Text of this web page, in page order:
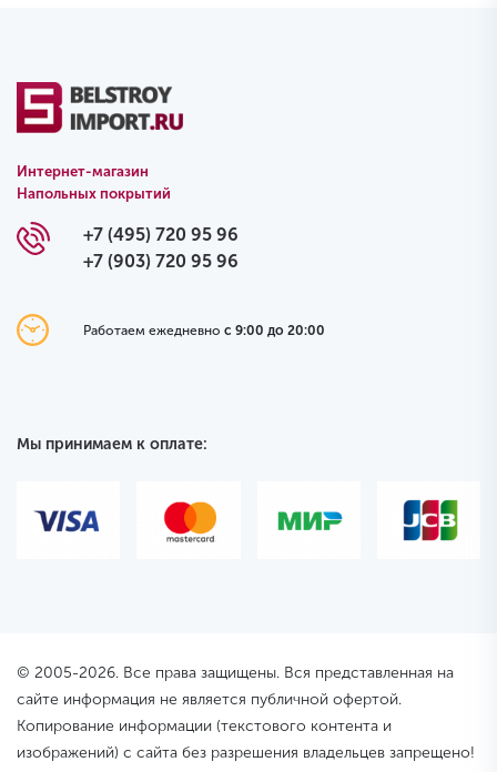
Интернет-магазин
Напольных покрытий
+7 (495) 720 95 96
+7 (903) 720 95 96
Работаем ежедневно с 9:00 до 20:00
Мы принимаем к оплате:
© 2005-2026. Все права защищены. Вся представленная на
сайте информация не является публичной офертой.
Копирование информации (текстового контента и
изображений) с сайта без разрешения владельцев запрещено!